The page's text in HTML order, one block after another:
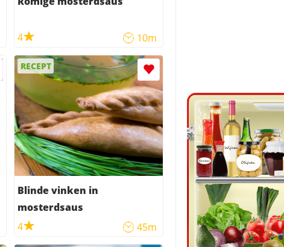
4 10m
RECEPT
Blinde vinken in
mosterdsaus
4
45m